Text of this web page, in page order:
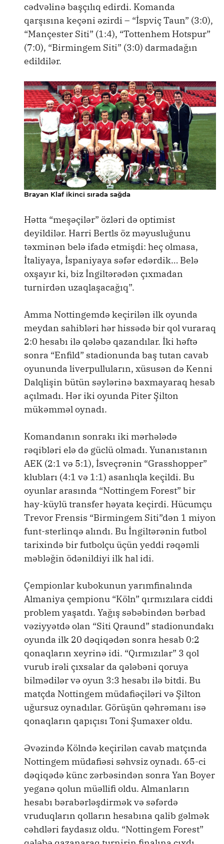
cədvəlinə başçılıq edirdi. Komanda
qarşısına keçəni əzirdi – “İspviç Taun” (3:0),
“Mançester Siti” (1:4), “Tottenhem Hotspur”
(7:0), “Birmingem Siti” (3:0) darmadağın
edildilər.
Brayan Klaf ikinci sırada sağda
Hətta “meşəçilər” özləri də optimist
deyildilər. Harri Bertls öz məyusluğunu
təxminən belə ifadə etmişdi: heç olmasa,
İtaliyaya, İspaniyaya səfər edərdik… Belə
oxşayır ki, biz İngiltərədən çıxmadan
turnirdən uzaqlaşacağıq”.
Amma Nottingemdə keçirilən ilk oyunda
meydan sahibləri hər hissədə bir qol vuraraq
2:0 hesabı ilə qələbə qazandılar. İki həftə
sonra “Enfild” stadionunda baş tutan cavab
oyununda liverpulluların, xüsusən də Kenni
Dalqlişin bütün səylərinə baxmayaraq hesab
açılmadı. Hər iki oyunda Piter Şilton
mükəmməl oynadı.
Komandanın sonrakı iki mərhələdə
rəqibləri elə də güclü olmadı. Yunanıstanın
AEK (2:1 və 5:1), İsveçrənin “Grasshopper”
klubları (4:1 və 1:1) asanlıqla keçildi. Bu
oyunlar arasında “Nottingem Forest” bir
hay-küylü transfer həyata keçirdi. Hücumçu
Trevor Frensis “Birmingem Siti”dən 1 miyon
funt-sterlinqə alındı. Bu İngiltərənin futbol
tarixində bir futbolçu üçün yeddi rəqəmli
məbləğin ödənildiyi ilk hal idi.
Çempionlar kubokunun yarımfinalında
Almaniya çempionu “Köln” qırmızılara ciddi
problem yaşatdı. Yağış səbəbindən bərbad
vəziyyətdə olan “Siti Qraund” stadionundakı
oyunda ilk 20 dəqiqədən sonra hesab 0:2
qonaqların xeyrinə idi. “Qırmızılar” 3 qol
vurub irəli çıxsalar da qələbəni qoruya
bilmədilər və oyun 3:3 hesabı ilə bitdi. Bu
matçda Nottingem müdafiəçiləri və Şilton
uğursuz oynadılar. Görüşün qəhrəmanı isə
qonaqların qapıçısı Toni Şumaxer oldu.
Əvəzində Kölndə keçirilən cavab matçında
Nottingem müdafiəsi səhvsiz oynadı. 65-ci
dəqiqədə künc zərbəsindən sonra Yan Boyer
yeganə qolun müəllifi oldu. Almanların
hesabı bərabərləşdirmək və səfərdə
vruduqların qolların hesabına qalib gəlmək
cəhdləri faydasız oldu. “Nottingem Forest”